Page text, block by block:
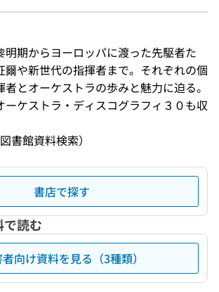
明期からヨーロッパに渡った先駆者た
爾や新世代の指揮者まで。それぞれの個
とオーケストラの歩みと魅力に迫る。
ーケストラ・ディスコグラフィ３０も収
書館資料検索）
書店で探す
で読む
向け資料を見る（3種類）